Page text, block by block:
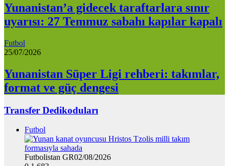
Yunanistan’a gidecek taraftarlara sınır
uyarısı: 27 Temmuz sabahı kapılar kapalı
Futbol
25/07/2026
Yunanistan Süper Ligi rehberi: takımlar,
format ve güç dengesi
Transfer Dedikoduları
Futbol
Futbolistan GR02/08/2026